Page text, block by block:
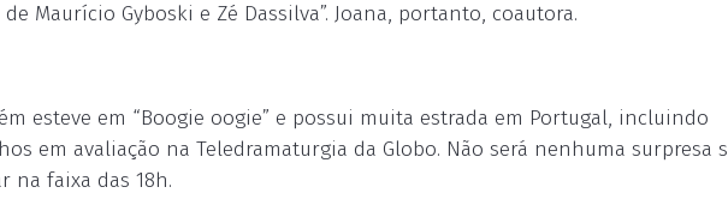
Maurício Gyboski e Zé Dassilva”. Joana, portanto, coautora.
esteve em “Boogie oogie” e possui muita estrada em Portugal, incluindo
em avaliação na Teledramaturgia da Globo. Não será nenhuma surpresa
na faixa das 18h.